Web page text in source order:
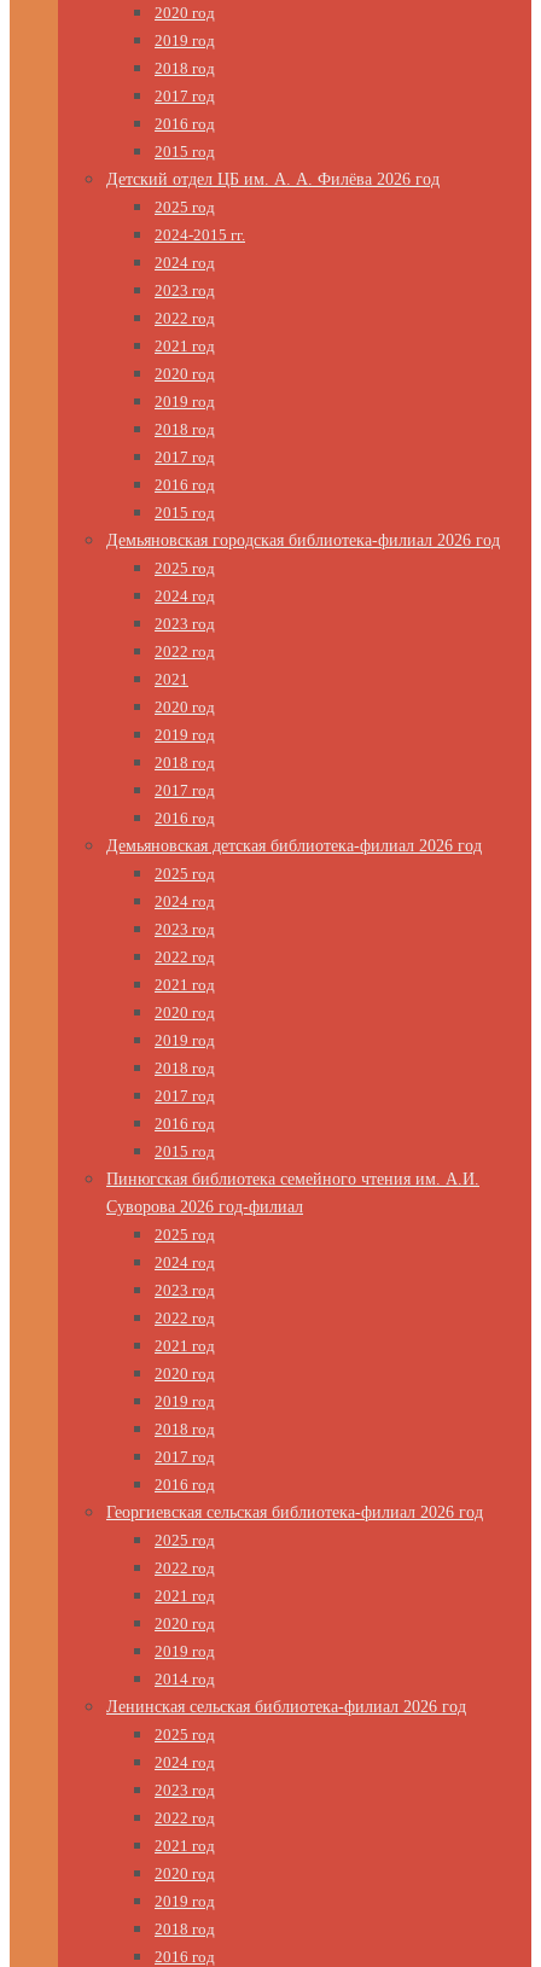
2020 год
2019 год
2018 год
2017 год
2016 год
2015 год
Детский отдел ЦБ им. А. А. Филёва 2026 год
2025 год
2024-2015 гг.
2024 год
2023 год
2022 год
2021 год
2020 год
2019 год
2018 год
2017 год
2016 год
2015 год
Демьяновская городская библиотека-филиал 2026 год
2025 год
2024 год
2023 год
2022 год
2021
2020 год
2019 год
2018 год
2017 год
2016 год
Демьяновская детская библиотека-филиал 2026 год
2025 год
2024 год
2023 год
2022 год
2021 год
2020 год
2019 год
2018 год
2017 год
2016 год
2015 год
Пинюгская библиотека семейного чтения им. А.И.
Суворова 2026 год-филиал
2025 год
2024 год
2023 год
2022 год
2021 год
2020 год
2019 год
2018 год
2017 год
2016 год
Георгиевская сельская библиотека-филиал 2026 год
2025 год
2022 год
2021 год
2020 год
2019 год
2014 год
Ленинская сельская библиотека-филиал 2026 год
2025 год
2024 год
2023 год
2022 год
2021 год
2020 год
2019 год
2018 год
2016 год